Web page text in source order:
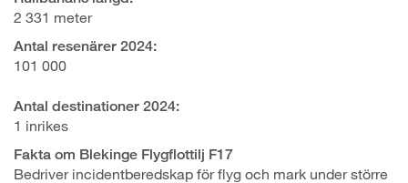
2 331 meter
Antal resenärer 2024:
101 000
Antal destinationer 2024:
1 inrikes
Fakta om Blekinge Flygflottilj F17
Bedriver incidentberedskap för flyg och mark under större